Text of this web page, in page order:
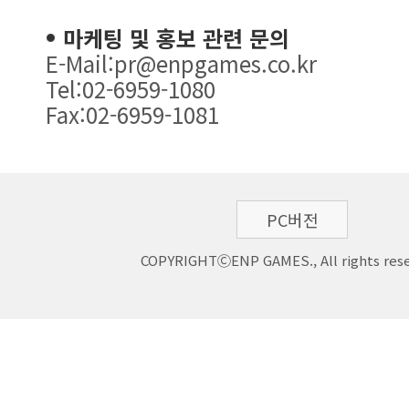
마케팅 및 홍보 관련 문의
E-Mail:pr@enpgames.co.kr
Tel:02-6959-1080
Fax:02-6959-1081
PC버전
COPYRIGHTⒸENP GAMES., All rights